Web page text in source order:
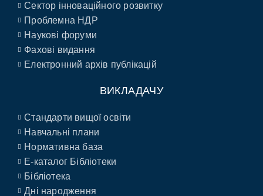
Сектор інноваційного розвитку
Проблемна НДР
Наукові форуми
Фахові видання
Електронний архів публікацій
ВИКЛАДАЧУ
Стандарти вищої освіти
Навчальні плани
Нормативна база
E-каталог Бібліотеки
Бібліотека
Дні народження